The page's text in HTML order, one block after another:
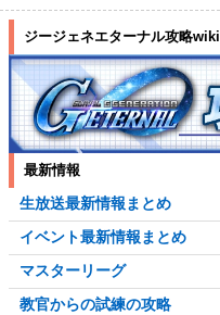
ジージェネエターナル攻略wiki
最新情報
生放送最新情報まとめ
イベント最新情報まとめ
マスターリーグ
教官からの試練の攻略